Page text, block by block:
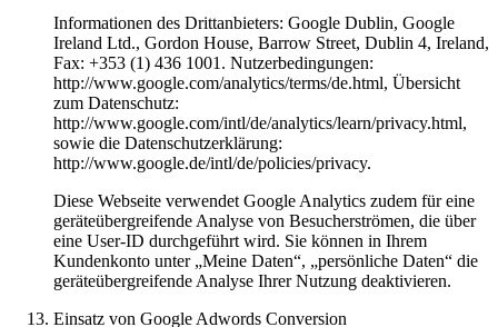
Informationen des Drittanbieters: Google Dublin, Google
Ireland Ltd., Gordon House, Barrow Street, Dublin 4, Ireland,
Fax: +353 (1) 436 1001. Nutzerbedingungen:
http://www.google.com/analytics/terms/de.html, Übersicht
zum Datenschutz:
http://www.google.com/intl/de/analytics/learn/privacy.html,
sowie die Datenschutzerklärung:
http://www.google.de/intl/de/policies/privacy.
Diese Webseite verwendet Google Analytics zudem für eine
geräteübergreifende Analyse von Besucherströmen, die über
eine User-ID durchgeführt wird. Sie können in Ihrem
Kundenkonto unter „Meine Daten“, „persönliche Daten“ die
geräteübergreifende Analyse Ihrer Nutzung deaktivieren.
Einsatz von Google Adwords Conversion